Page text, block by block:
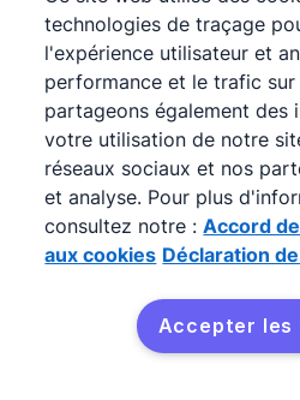
Fixer des objectifs
des données
Décider des KPI à
Améliorer laprévision
Suivre l’atteinte des
plus de précision en
tableaux de bord et
technologies de traçage
l'expérience utilisateur et
performance et le trafic
partageons également des
votre utilisation de notre
réseaux sociaux et nos
et analyse. Pour plus
consultez notre : Accord
aux cookies Déclaration
Accepter les